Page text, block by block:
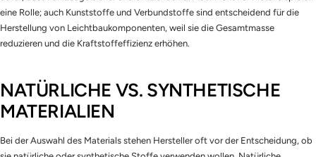
eine Rolle; auch Kunststoffe und Verbundstoffe sind entscheidend für die
Herstellung von Leichtbaukomponenten, weil sie die Gesamtmasse
reduzieren und die Kraftstoffeffizienz erhöhen.
NATÜRLICHE VS. SYNTHETISCHE
MATERIALIEN
Bei der Auswahl des Materials stehen Hersteller oft vor der Entscheidung, ob